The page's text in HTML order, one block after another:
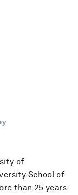
of
School of
than 25 years